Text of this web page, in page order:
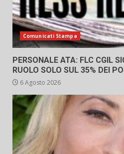
Comunicati Stampa
PERSONALE ATA: FLC CGIL
RUOLO SOLO SUL 35% DEI
6 Agosto 2026